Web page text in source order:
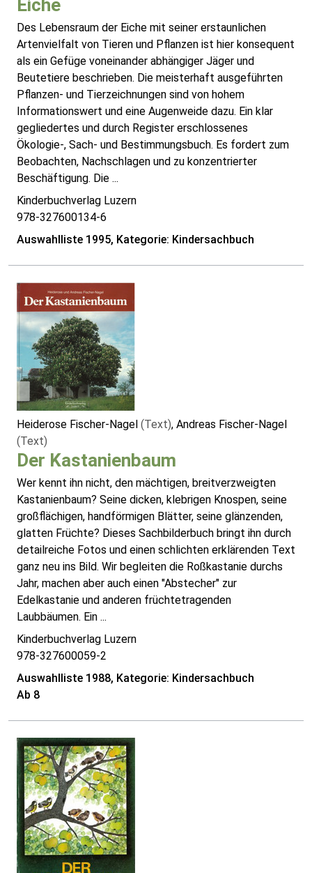
Eiche
Des Lebensraum der Eiche mit seiner erstaunlichen
Artenvielfalt von Tieren und Pflanzen ist hier konsequent
als ein Gefüge voneinander abhängiger Jäger und
Beutetiere beschrieben. Die meisterhaft ausgeführten
Pflanzen- und Tierzeichnungen sind von hohem
Informationswert und eine Augenweide dazu. Ein klar
gegliedertes und durch Register erschlossenes
Ökologie-, Sach- und Bestimmungsbuch. Es fordert zum
Beobachten, Nachschlagen und zu konzentrierter
Beschäftigung. Die ...
Kinderbuchverlag Luzern
978-327600134-6
Auswahlliste 1995, Kategorie: Kindersachbuch
Heiderose Fischer-Nagel (Text), Andreas Fischer-Nagel
(Text)
Der Kastanienbaum
Wer kennt ihn nicht, den mächtigen, breitverzweigten
Kastanienbaum? Seine dicken, klebrigen Knospen, seine
großflächigen, handförmigen Blätter, seine glänzenden,
glatten Früchte? Dieses Sachbilderbuch bringt ihn durch
detailreiche Fotos und einen schlichten erklärenden Text
ganz neu ins Bild. Wir begleiten die Roßkastanie durchs
Jahr, machen aber auch einen "Abstecher" zur
Edelkastanie und anderen früchtetragenden
Laubbäumen. Ein ...
Kinderbuchverlag Luzern
978-327600059-2
Auswahlliste 1988, Kategorie: Kindersachbuch
Ab 8